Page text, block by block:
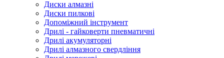
Диски алмазні
Диски пилкові
Допоміжний інструмент
Дрилі - гайковерти пневматичні
Дрилі акумуляторні
Дрилі алмазного свердління